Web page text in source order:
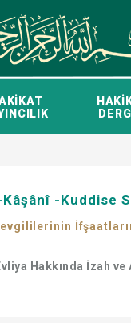
-Kuddise
Hakkında İzah ve